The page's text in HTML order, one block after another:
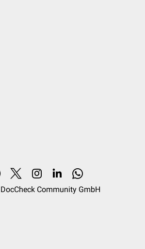
DocCheck Community GmbH